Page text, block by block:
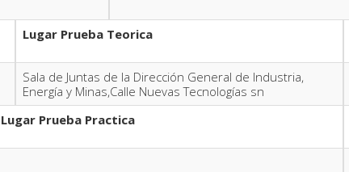
Lugar Prueba Teorica
Sala de Juntas de la Dirección General de Industria,
Energía y Minas,Calle Nuevas Tecnologías sn
Lugar Prueba Practica